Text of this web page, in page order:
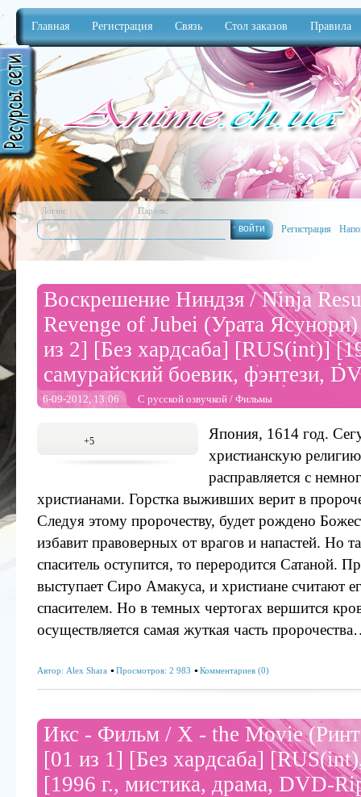
Главная Регистрация Связь Стол заказов Правила
Anime
Логин: Пароль:
Регистрация
Воскрешение Ниндзя / Ninja
Revenge of Jubei (Урата
из 2] [Без хардсаба] [RUS(int)]
самурайский боевик, фэнтези,
6-09-2012, 13:06 С русской озвучкой / Фильмы
+5
Япония, 1614 год.
христианскую
расправляется с
христианами. Горстка выживших верит в
Следуя этому пророчеству, будет рождено
избавит правоверных от врагов и напастей. Но
спаситель оступится, то переродится Сатаной.
выступает Сиро Амакуса, и христиане считают
спасителем. Но в темных чертогах вершится
осуществляется самая жуткая часть
Автор: Alex Shara Просмотров: 2 983 Комментариев (0)
Икс - Фильм / X - the Movie
[01 из 1] [Без хардсаба]
[1996 г., мистика, драма, DVD-